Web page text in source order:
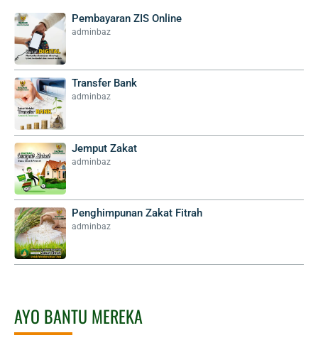
Pembayaran ZIS Online
adminbaz
Transfer Bank
adminbaz
Jemput Zakat
adminbaz
Penghimpunan Zakat Fitrah
adminbaz
AYO BANTU MEREKA